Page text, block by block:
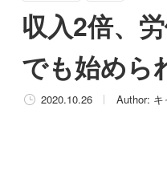
収入2倍、
でも始めら
2020.10.26 Author: